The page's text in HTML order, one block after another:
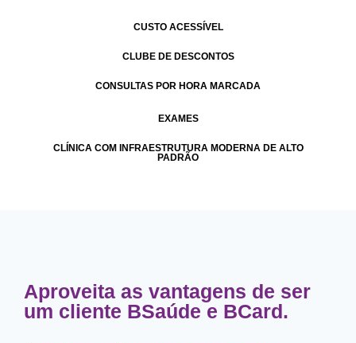
CUSTO ACESSÍVEL
CLUBE DE DESCONTOS
CONSULTAS POR HORA MARCADA
EXAMES
CLÍNICA COM INFRAESTRUTURA MODERNA DE ALTO
PADRÃO
Aproveita as vantagens de ser
um cliente BSaúde e BCard.